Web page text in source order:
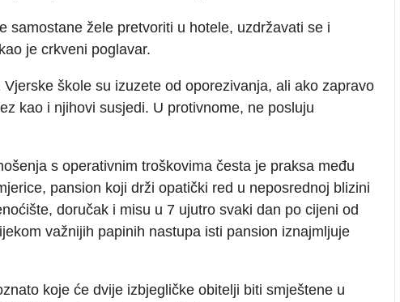
samostane žele pretvoriti u hotele, uzdržavati se i
je crkveni poglavar.
škole su izuzete od oporezivanja, ali ako zapravo
kao i njihovi susjedi. U protivnome, ne posluju
s operativnim troškovima česta je praksa među
pansion koji drži opatički red u neposrednoj blizini
doručak i misu u 7 ujutro svaki dan po cijeni od
važnijih papinih nastupa isti pansion iznajmljuje
koje će dvije izbjegličke obitelji biti smještene u